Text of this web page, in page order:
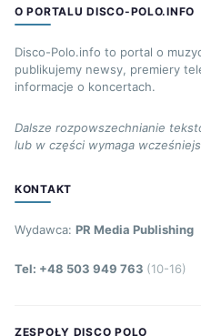
O PORTALU DISCO-POLO.INFO
Disco-Polo.info to portal o
publikujemy newsy, premiery
informacje o koncertach.
Dalsze rozpowszechnianie
lub w części wymaga
KONTAKT
Wydawca: PR Media Publishing
Tel: +48 503 949 763 (10-16)
ZESPOŁY DISCO POLO